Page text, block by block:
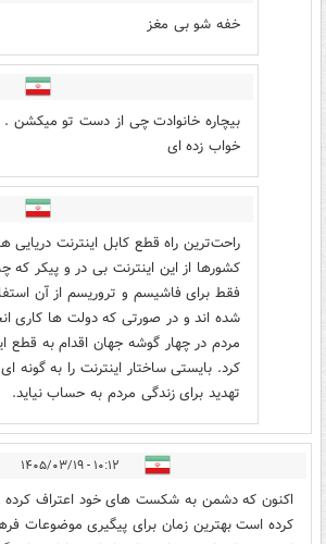
خفه شو بی مغز
بیچاره خانوادت چی از دست تو میکشن
خواب زده ای
راحت‌ترین راه قطع کابل اینترنت
کشورها از این اینترنت بی در و پیکر
فقط برای فاشیسم و تروریسم از آن
شده اند و در صورتی که دولت ها کاری
مردم در چهار گوشه جهان اقدام به قطع
کرد. بایستی ساختار اینترنت را به گونه
تهدید برای زندگی مردم به حساب نیاید.
۱۰:۱۲ - ۱۴۰۵/۰۳/۱۹
اکنون که دشمن به شکست های خود اعتراف
کرده است بهترین زمان برای پیگیری موضوعات